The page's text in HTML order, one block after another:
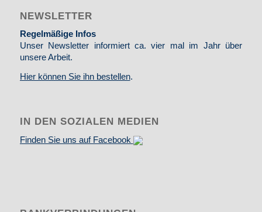
NEWSLETTER
Regelmäßige Infos
Unser Newsletter informiert ca. vier mal im Jahr über
unsere Arbeit.
Hier können Sie ihn bestellen.
IN DEN SOZIALEN MEDIEN
Finden Sie uns auf Facebook